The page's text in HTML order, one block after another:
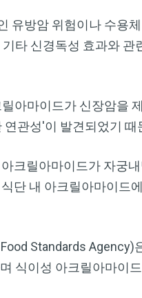
유방암 위험이나 수용
타 신경독성 효과와
아마이드가 신장암을
관성'이 발견되었기 때
크릴아마이드가 자궁
단 내 아크릴아마이드
Standards
식이성 아크릴아마이